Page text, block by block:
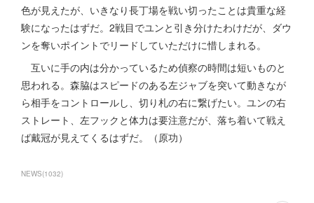
色が見えたが、いきなり長丁場を戦い切ったことは貴重な経
験になったはずだ。2戦目でユンと引き分けたわけだが、ダウ
ンを奪いポイントでリードしていただけに惜しまれる。
互いに手の内は分かっているため偵察の時間は短いものと
思われる。森脇はスピードのある左ジャブを突いて動きなが
ら相手をコントロールし、切り札の右に繋げたい。ユンの右
ストレート、左フックと体力は要注意だが、落ち着いて戦え
ば戴冠が見えてくるはずだ。（原功）
NEWS(1032)